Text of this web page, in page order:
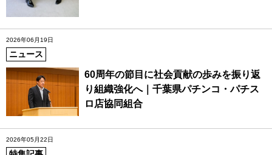
2026年06月19日
ニュース
60周年の節目に社会貢献の歩みを振り返
り組織強化へ｜千葉県パチンコ・パチス
ロ店協同組合
2026年05月22日